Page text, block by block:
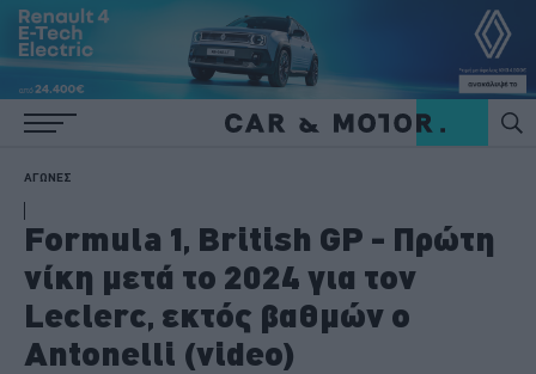
ΑΓΩΝΕΣ
Formula 1, British GP - Πρώτη
νίκη μετά το 2024 για τον
Leclerc, εκτός βαθμών ο
Antonelli (video)